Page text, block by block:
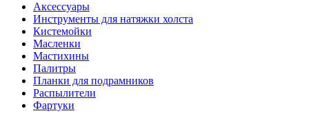
Аксессуары
Инструменты для натяжки холста
Кистемойки
Масленки
Мастихины
Палитры
Планки для подрамников
Распылители
Фартуки